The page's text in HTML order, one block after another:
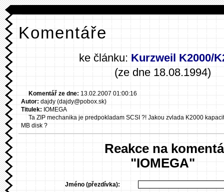
Komentáře
ke článku: Kurzweil K2000/
(ze dne 18.08.1994)
Komentář ze dne: 13.02.2007 01:00:16
Autor: dajdy (dajdy@pobox.sk)
Titulek: IOMEGA
Ta ZIP mechanika je predpokladam SCSI ?! Jakou zvlada K2000
MB disk ?
Reakce na
"IOMEGA"
Jméno (přezdívka):